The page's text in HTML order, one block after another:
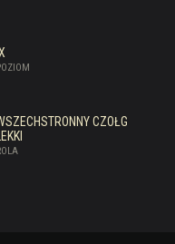
CZOŁG
LEKKI